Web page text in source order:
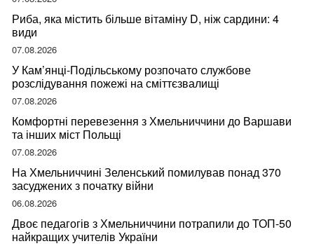
Риба, яка містить більше вітаміну D, ніж сардини: 4
види
07.08.2026
У Кам’янці-Подільському розпочато службове
розслідування пожежі на сміттєзвалищі
07.08.2026
Комфортні перевезення з Хмельниччини до Варшави
та інших міст Польщі
07.08.2026
На Хмельниччині Зеленський помилував понад 370
засуджених з початку війни
06.08.2026
Двоє педагогів з Хмельниччини потрапили до ТОП-50
найкращих учителів України